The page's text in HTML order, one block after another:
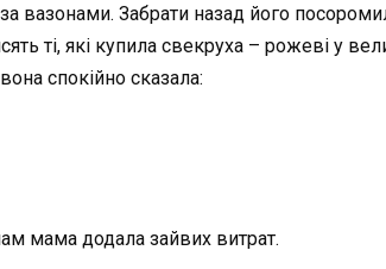
вазонами. Забрати назад його
ті, які купила свекруха – рожеві у
спокійно сказала:
мама додала зайвих витрат.